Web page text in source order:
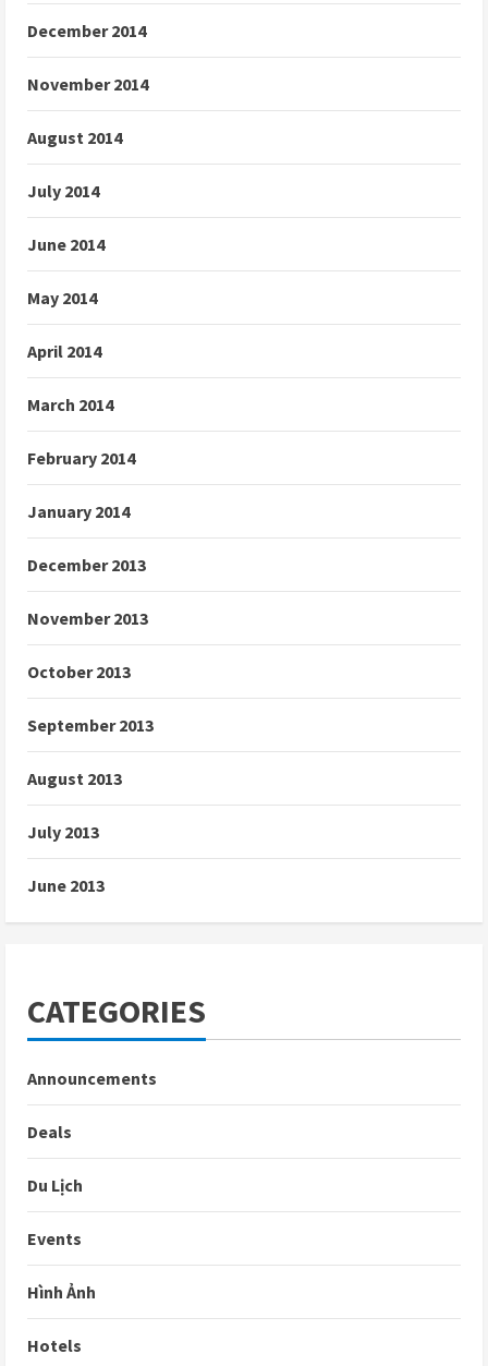
December 2014
November 2014
August 2014
July 2014
June 2014
May 2014
April 2014
March 2014
February 2014
January 2014
December 2013
November 2013
October 2013
September 2013
August 2013
July 2013
June 2013
CATEGORIES
Announcements
Deals
Du Lịch
Events
Hình Ảnh
Hotels